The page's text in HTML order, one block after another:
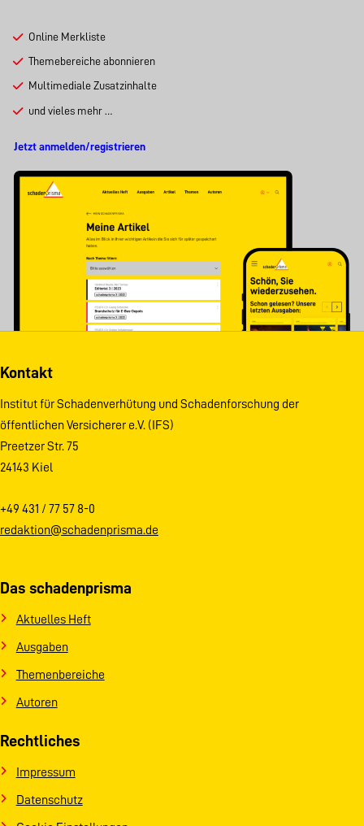
Online Merkliste
Themebereiche abonnieren
Multimediale Zusatzinhalte
und vieles mehr …
Jetzt anmelden/registrieren
Kontakt
Institut für Schadenverhütung und Schadenforschung der
öffentlichen Versicherer e.V. (IFS)
Preetzer Str. 75
24143 Kiel
+49 431 / 77 57 8-0
redaktion@schadenprisma.de
Das schadenprisma
Aktuelles Heft
Ausgaben
Themenbereiche
Autoren
Rechtliches
Impressum
Datenschutz